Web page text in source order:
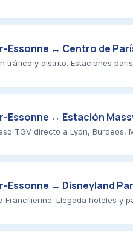
Essonne ↔ Centro de
tráfico y distrito. Estaciones
Essonne ↔ Estación
TGV directo a Lyon, Burdeos,
Essonne ↔ Disneyland
Francilienne. Llegada hoteles y